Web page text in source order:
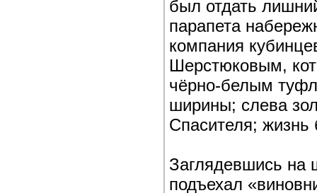
был отдать
парапета
компания
Шерстюковым,
чёрно-белым
ширины; слева
Спасителя; жизнь
Заглядевшись на
подъехал